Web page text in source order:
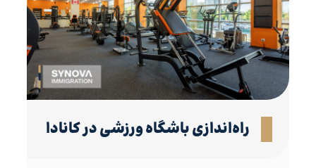
راه‌اندازی باشگاه ورزشی در کانادا